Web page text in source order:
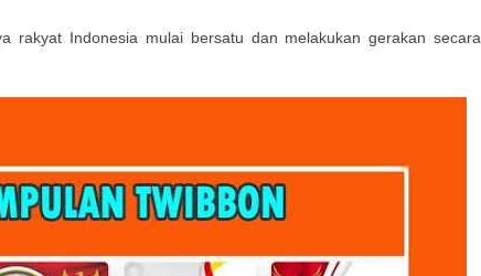
rakyat Indonesia mulai bersatu dan melakukan gerakan secara